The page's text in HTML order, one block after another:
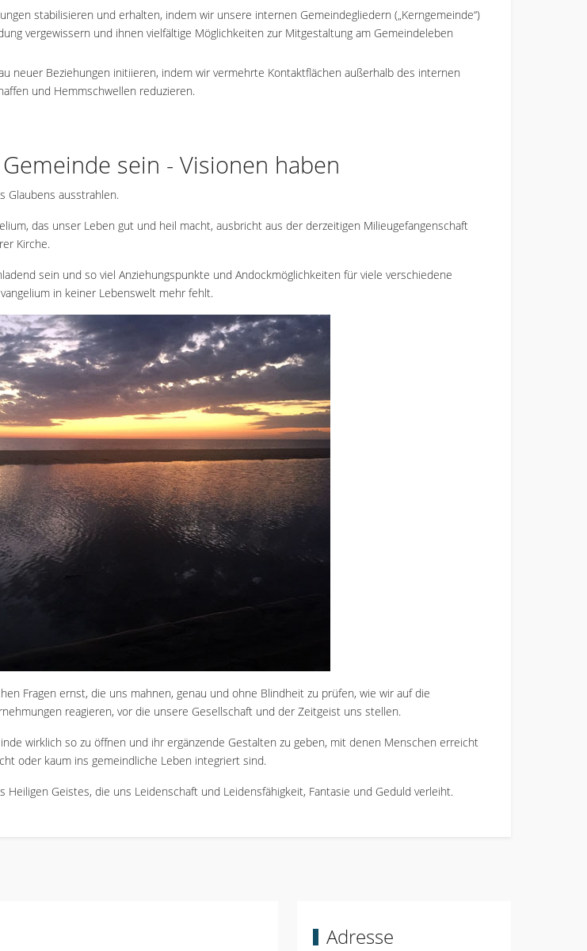
stabilisieren und erhalten, indem wir unsere internen Gemeindegliedern („Kerngemeinde“)
vergewissern und ihnen vielfältige Möglichkeiten zur Mitgestaltung am Gemeindeleben
neuer Beziehungen initiieren, indem wir vermehrte Kontaktflächen außerhalb des internen
und Hemmschwellen reduzieren.
sein - Visionen haben
Glaubens ausstrahlen.
das unser Leben gut und heil macht, ausbricht aus der derzeitigen Milieugefangenschaft
Kirche.
sein und so viel Anziehungspunkte und Andockmöglichkeiten für viele verschiedene
in keiner Lebenswelt mehr fehlt.
Fragen ernst, die uns mahnen, genau und ohne Blindheit zu prüfen, wie wir auf die
reagieren, vor die unsere Gesellschaft und der Zeitgeist uns stellen.
wirklich so zu öffnen und ihr ergänzende Gestalten zu geben, mit denen Menschen erreicht
oder kaum ins gemeindliche Leben integriert sind.
Heiligen Geistes, die uns Leidenschaft und Leidensfähigkeit, Fantasie und Geduld verleiht.
Adresse